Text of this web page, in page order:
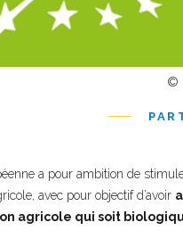
©
a pour ambition de
avec pour objectif d’avoir
agricole qui soit